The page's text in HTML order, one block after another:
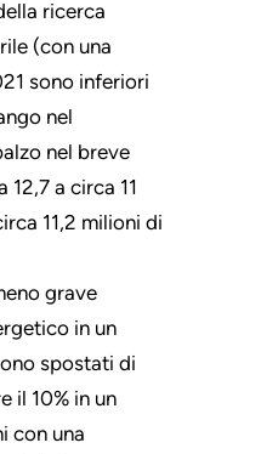
ricerca
(con una
sono inferiori
nel
nel breve
a circa 11
11,2 milioni di
grave
in un
spostati di
il 10% in un
con una